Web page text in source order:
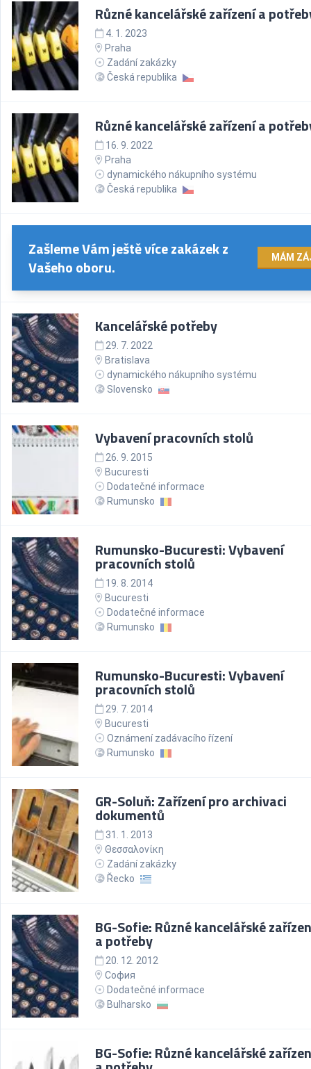
Různé kancelářské zařízení a
4. 1. 2023
Praha
Zadání zakázky
Česká republika
Různé kancelářské zařízení a
16. 9. 2022
Praha
dynamického nákupního systému
Česká republika
Zašleme Vám ještě více zakázek z
Vašeho oboru.
MÁM
Kancelářské potřeby
29. 7. 2022
Bratislava
dynamického nákupního systému
Slovensko
Vybavení pracovních stolů
26. 9. 2015
Bucuresti
Dodatečné informace
Rumunsko
Rumunsko-Bucuresti: Vybavení
pracovních stolů
19. 8. 2014
Bucuresti
Dodatečné informace
Rumunsko
Rumunsko-Bucuresti: Vybavení
pracovních stolů
29. 7. 2014
Bucuresti
Oznámení zadávacího řízení
Rumunsko
GR-Soluň: Zařízení pro archivaci
dokumentů
31. 1. 2013
Θεσσαλονίκη
Zadání zakázky
Řecko
BG-Sofie: Různé kancelářské
a potřeby
20. 12. 2012
София
Dodatečné informace
Bulharsko
BG-Sofie: Různé kancelářské